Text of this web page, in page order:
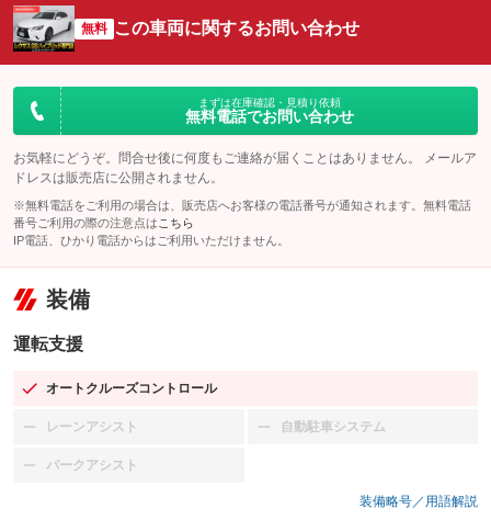
無料 この車両に関するお問い合わせ
まずは在庫確認・見積り依頼
無料電話でお問い合わせ
お気軽にどうぞ。問合せ後に何度もご連絡が届くことはありません。 メールア
ドレスは販売店に公開されません。
※無料電話をご利用の場合は、販売店へお客様の電話番号が通知されます。無料電話
番号ご利用の際の注意点は こちら
IP電話、ひかり電話からはご利用いただけません。
装備
運転支援
オートクルーズコントロール
：装備あり
レーンアシスト
：装備なし 自動駐車システム
：装備なし
パークアシスト
：装備なし
装備略号／用語解説